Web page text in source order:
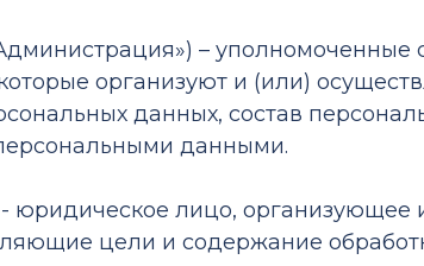
–
организуют и (или)
данных, состав
данными.
- юридическое лицо,
цели и содержание